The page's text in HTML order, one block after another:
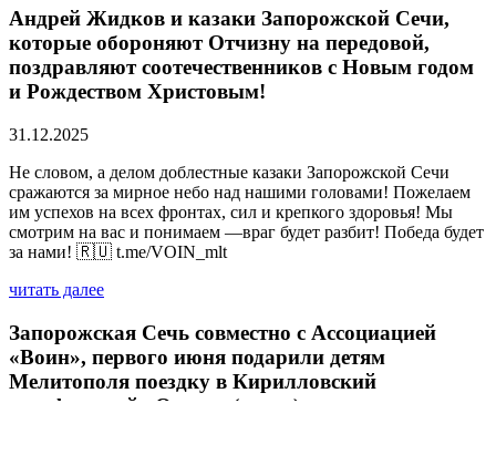
Андрей Жидков и казаки Запорожской Сечи,
которые обороняют Отчизну на передовой,
поздравляют соотечественников с Новым годом
и Рождеством Христовым!
31.12.2025
Не словом, а делом доблестные казаки Запорожской Сечи
сражаются за мирное небо над нашими головами! Пожелаем
им успехов на всех фронтах, сил и крепкого здоровья! Мы
смотрим на вас и понимаем —враг будет разбит! Победа будет
за нами! 🇷🇺 t.me/VOIN_mlt
читать далее
Запорожская Сечь совместно с Ассоциацией
«Воин», первого июня подарили детям
Мелитополя поездку в Кирилловский
дельфинарий «Оскар» (видео)